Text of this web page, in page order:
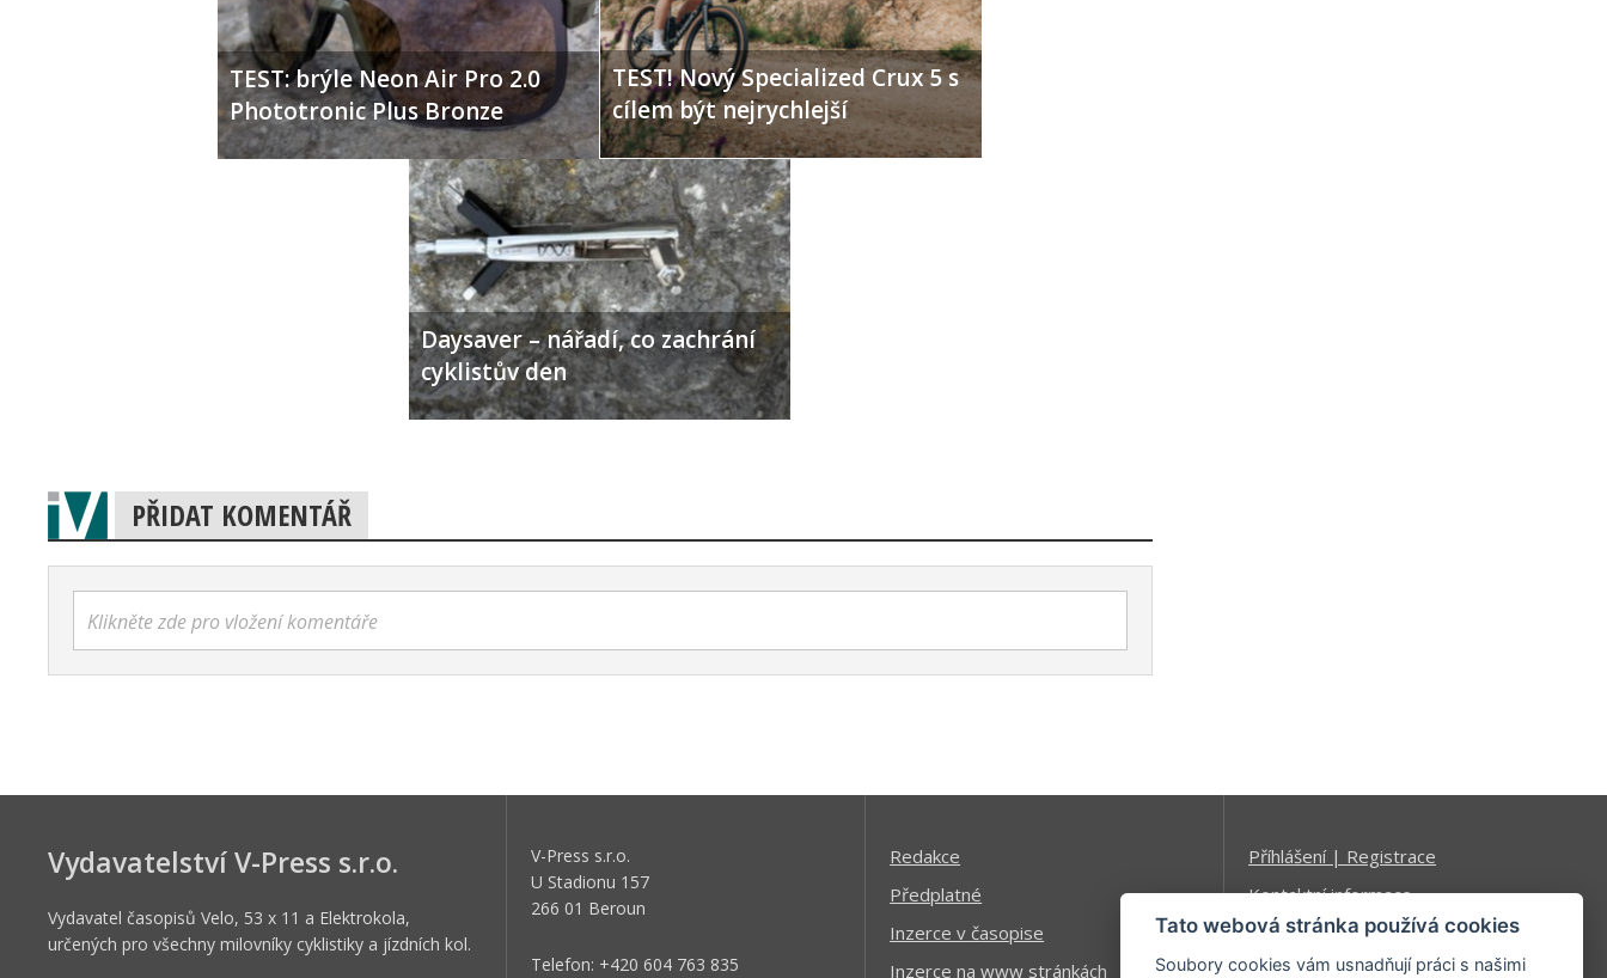
TEST: brýle Neon Air Pro 2.0
Phototronic Plus Bronze
TEST! Nový Specialized Crux 5 s
cílem být nejrychlejší
Daysaver – nářadí, co zachrání
cyklistův den
PŘIDAT KOMENTÁŘ
Klikněte zde pro vložení komentáře
Vydavatelství V-Press s.r.o.
Vydavatel časopisů Velo, 53 x 11 a Elektrokola,
určených pro všechny milovníky cyklistiky a jízdních kol.
V-Press s.r.o.
U Stadionu 157
266 01 Beroun
Telefon: +420 604 763 835
Redakce
Předplatné
Inzerce v časopise
Inzerce na www stránkách
Příhlášení | Registrace
Kontaktní informace
Mapa stránek
Tato webová stránka používá cookies
Soubory cookies vám usnadňují práci s našimi